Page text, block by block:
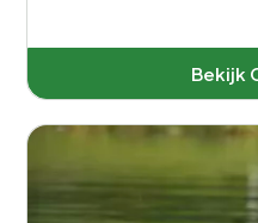
Bekijk